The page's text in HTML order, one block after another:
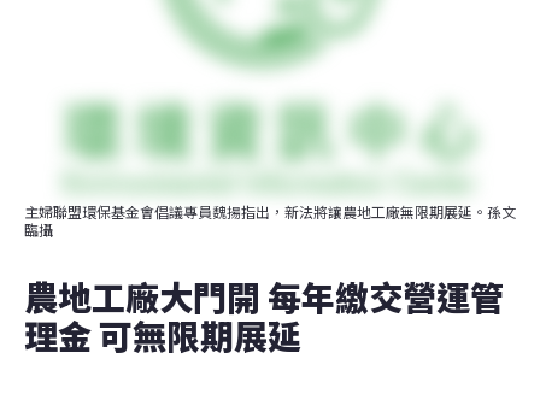
主婦聯盟環保基金會倡議專員魏揚指出，新法將讓農地工廠無限期展延。孫文
臨攝
農地工廠大門開 每年繳交營運管
理金 可無限期展延